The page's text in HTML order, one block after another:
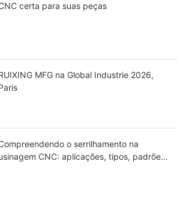
certa para suas peças
MFG na Global Industrie 2026,
o serrilhamento na
CNC: aplicações, tipos, padrões